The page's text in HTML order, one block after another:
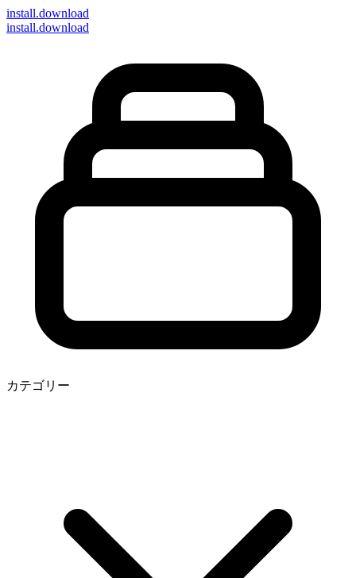
install.download
install.download
カテゴリー